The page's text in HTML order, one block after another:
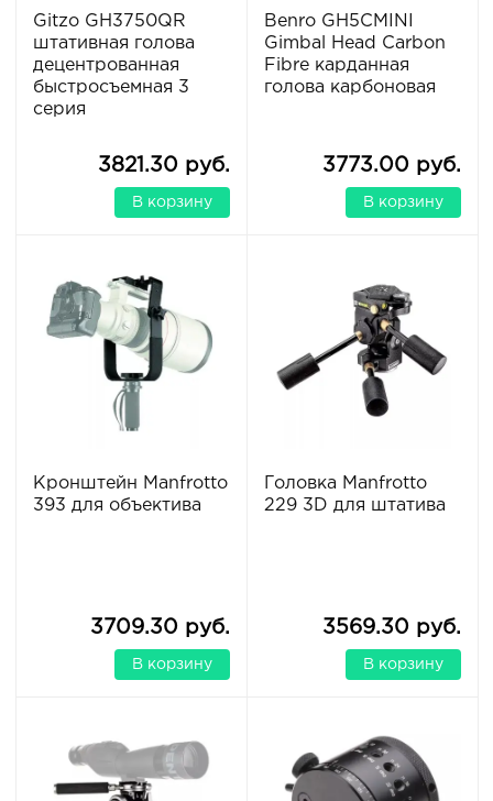
Gitzo GH3750QR
штативная голова
децентрованная
быстросъемная 3
серия
3821.30 руб.
В корзину
Benro GH5CMINI
Gimbal Head Carbon
Fibre карданная
голова карбоновая
3773.00 руб.
В корзину
Кронштейн Manfrotto
393 для объектива
3709.30 руб.
В корзину
Головка Manfrotto
229 3D для штатива
3569.30 руб.
В корзину